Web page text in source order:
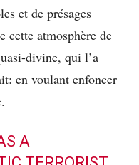
et de présages
cette atmosphère de
divine, qui l’a
en voulant enfoncer
A